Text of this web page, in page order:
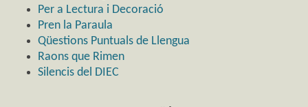
Per a Lectura i Decoració
Pren la Paraula
Qüestions Puntuals de Llengua
Raons que Rimen
Silencis del DIEC